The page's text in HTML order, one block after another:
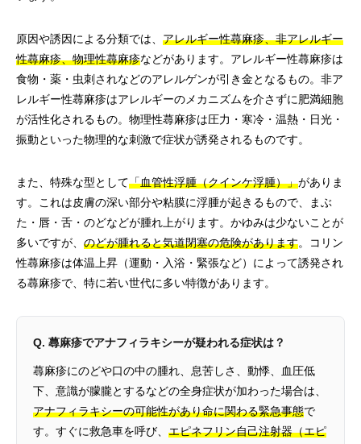
原因や誘因による分類では、 アレルギー性蕁麻疹、非アレルギー
性蕁麻疹、物理性蕁麻疹などがあります。アレルギー性蕁麻疹は
食物・薬・虫刺されなどのアレルゲンが引き金となるもの。非ア
レルギー性蕁麻疹はアレルギーのメカニズムを介さずに肥満細胞
が活性化されるもの。物理性蕁麻疹は圧力・寒冷・温熱・日光・
振動といった物理的な刺激で症状が誘発されるものです。
また、特殊な型として「血管性浮腫（クインケ浮腫）」がありま
す。これは皮膚の深い部分や粘膜に浮腫が起きるもので、まぶ
た・唇・舌・のどなどが腫れ上がります。かゆみは少ないことが
多いですが、 のどが腫れると気道閉塞の危険があります。コリン
性蕁麻疹は体温上昇（運動・入浴・緊張など）によって誘発され
る蕁麻疹で、特に若い世代に多い特徴があります。
Q. 蕁麻疹でアナフィラキシーが疑われる症状は？
蕁麻疹にのどや口の中の腫れ、息苦しさ、動悸、血圧低
下、意識が朦朧とするなどの全身症状が加わった場合は、
アナフィラキシーの可能性があり命に関わる緊急事態で
す。すぐに救急車を呼び、 エピネフリン自己注射器（エピ